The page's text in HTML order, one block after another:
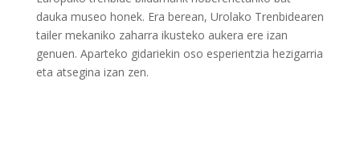
dauka museo honek. Era berean, Urolako Trenbidearen
tailer mekaniko zaharra ikusteko aukera ere izan
genuen. Aparteko gidariekin oso esperientzia hezigarria
eta atsegina izan zen.